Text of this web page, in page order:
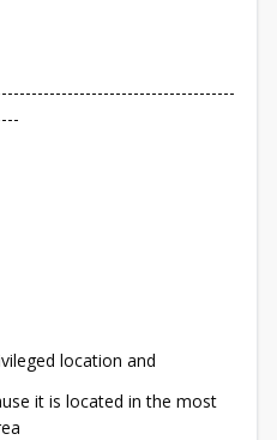
location and
it is located in the most